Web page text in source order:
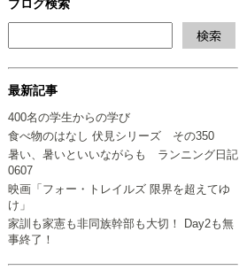
ブログ検索
最新記事
400名の学生からの学び
食べ物のはなし 伏見シリーズ その350
暑い、暑いといいながらも ランニング日記
0607
映画「フォー・トレイルズ 限界を超えてゆ
け」
家訓も家憲も非同族幹部も大切！ Day2も無
事終了！